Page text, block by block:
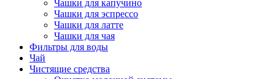
Чашки для капучино
Чашки для эспрессо
Чашки для латте
Чашки для чая
Фильтры для воды
Чай
Чистящие средства